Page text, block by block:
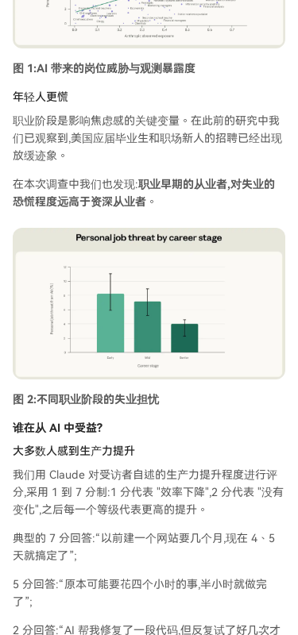
图 1:AI 带来的岗位威胁与观测暴露度
年轻人更慌
职业阶段是影响焦虑感的关键变量。在此前的研究中我
们已观察到,美国应届毕业生和职场新人的招聘已经出现
放缓迹象。
在本次调查中我们也发现:职业早期的从业者,对失业的
恐慌程度远高于资深从业者 。
图 2:不同职业阶段的失业担忧
谁在从 AI 中受益?
大多数人感到生产力提升
我们用 Claude 对受访者自述的生产力提升程度进行评
分,采用 1 到 7 分制:1 分代表 "效率下降",2 分代表 "没有
变化",之后每一个等级代表更高的提升。
典型的 7 分回答:“以前建一个网站要几个月,现在 4、5
天就搞定了”;
5 分回答:“原本可能要花四个小时的事,半小时就做完
了”;
2 分回答:“AI 帮我修复了一段代码,但反复试了好几次才